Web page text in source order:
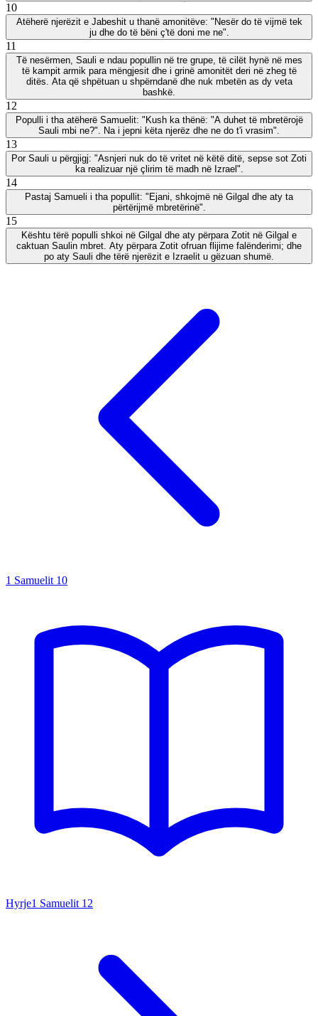
10
Atëherë njerëzit e Jabeshit u thanë amonitëve: "Nesër do të vijmë tek
ju dhe do të bëni ç'të doni me ne".
11
Të nesërmen, Sauli e ndau popullin në tre grupe, të cilët hynë në mes
të kampit armik para mëngjesit dhe i grinë amonitët deri në zheg të
ditës. Ata që shpëtuan u shpërndanë dhe nuk mbetën as dy veta
bashkë.
12
Populli i tha atëherë Samuelit: "Kush ka thënë: "A duhet të mbretërojë
Sauli mbi ne?". Na i jepni këta njerëz dhe ne do t'i vrasim".
13
Por Sauli u përgjigj: "Asnjeri nuk do të vritet në këtë ditë, sepse sot Zoti
ka realizuar një çlirim të madh në Izrael".
14
Pastaj Samueli i tha popullit: "Ejani, shkojmë në Gilgal dhe aty ta
përtërijmë mbretërinë".
15
Kështu tërë populli shkoi në Gilgal dhe aty përpara Zotit në Gilgal e
caktuan Saulin mbret. Aty përpara Zotit ofruan flijime falënderimi; dhe
po aty Sauli dhe tërë njerëzit e Izraelit u gëzuan shumë.
1 Samuelit 10
Hyrje1 Samuelit 12